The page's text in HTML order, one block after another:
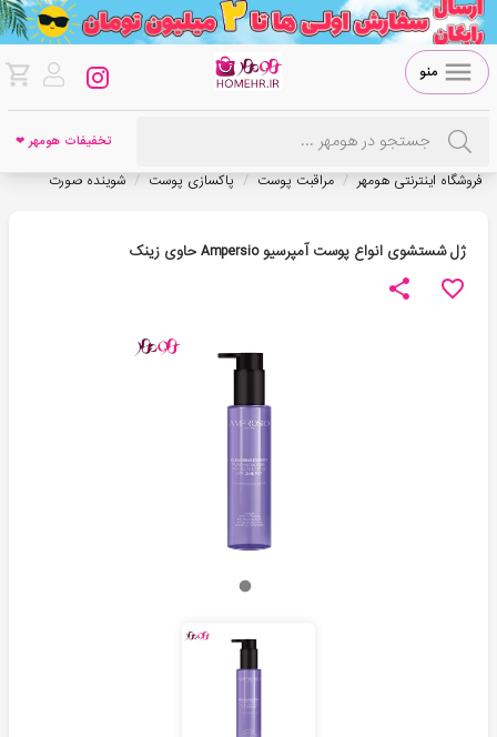
منو
تخفیفات هومهر ❤
فروشگاه اینترنتی هومهر / مراقبت پوست / پاکسازی پوست / شوینده صورت
ژل شستشوی انواع پوست آمپرسیو Ampersio حاوی زینک